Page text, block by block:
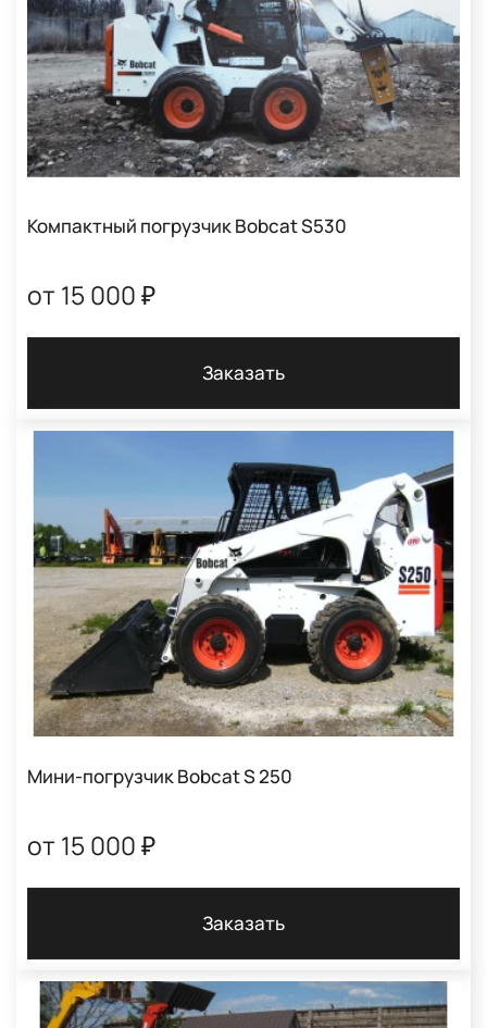
Компактный погрузчик Bobcat S530
от 15 000 ₽
Заказать
Мини-погрузчик Bobcat S 250
от 15 000 ₽
Заказать